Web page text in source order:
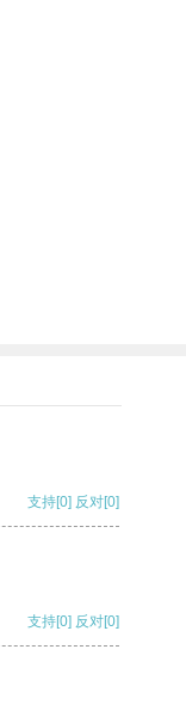
支持[0] 反对[0]
支持[0] 反对[0]